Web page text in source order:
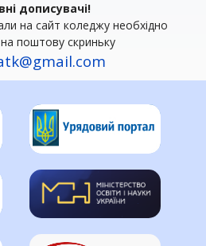
дописувачі!
на сайт коледжу необхідно
поштову скриньку